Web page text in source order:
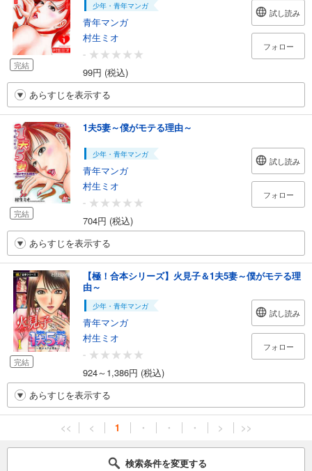
完結
少年・青年マンガ
青年マンガ
村生ミオ
-
99円 (税込)
試し読み
フォロー
あらすじを表示する
完結
1夫5妻～僕がモテる理由～
少年・青年マンガ
青年マンガ
村生ミオ
-
704円 (税込)
試し読み
フォロー
あらすじを表示する
完結
【極！合本シリーズ】火見子＆1夫5妻～僕がモテる理
由～
少年・青年マンガ
青年マンガ
村生ミオ
-
924～1,386円 (税込)
試し読み
フォロー
あらすじを表示する
<< < 1 ・ ・ ・ > >>
検索条件を変更する